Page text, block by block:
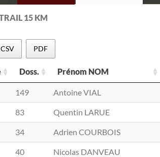
15 KM
CSV PDF
Doss. Prénom NOM
Doss. Prénom NOM
149 Antoine VIAL
83 Quentin LARUE
34 Adrien COURBOIS
40 Nicolas DANVEAU